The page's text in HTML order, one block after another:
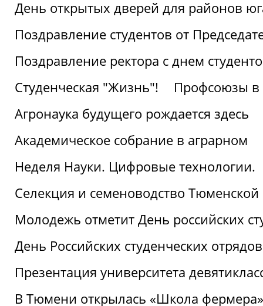
День открытых дверей для районов
Поздравление студентов от
Поздравление ректора с днем
Студенческая "Жизнь"!
Профсоюзы в
Агронаука будущего рождается здесь
Академическое собрание в аграрном
Неделя Науки. Цифровые технологии.
Селекция и семеноводство Тюменской
Молодежь отметит День российских
День Российских студенческих
Презентация университета
В Тюмени открылась «Школа фермера»